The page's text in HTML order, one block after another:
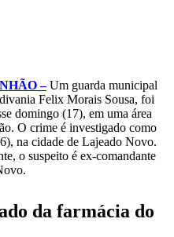
–Um guarda municipal
Felix Morais Sousa, foi
domingo (17), em uma área
O crime é investigado como
na cidade de Lajeado Novo.
o suspeito é ex-comandante
da farmácia do